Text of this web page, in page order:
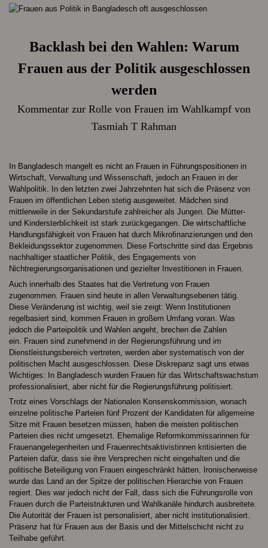
Backlash bei den Wahlen: Warum
Frauen aus der Politik ausgeschlossen
werden
Kommentar zur Rolle von Frauen im Wahlkampf von
Tasmiah T Rahman
In Bangladesch mangelt es nicht an Frauen in Führungspositionen in
Wirtschaft, Verwaltung und Wissenschaft, jedoch an Frauen in der
Wahlpolitik. In den letzten zwei Jahrzehnten hat sich die Präsenz von
Frauen im öffentlichen Leben stetig ausgeweitet. Mädchen sind
mittlerweile in der Sekundarstufe zahlreicher als Jungen. Die Mütter-
und Kindersterblichkeit ist stark zurückgegangen. Die wirtschaftliche
Handlungsfähigkeit von Frauen hat durch Mikrofinanzierungen und den
Bekleidungssektor zugenommen. Diese Fortschritte sind das Ergebnis
nachhaltiger staatlicher Politik, des Engagements von
Nichtregierungsorganisationen und gezielter Investitionen in Frauen.
Auch innerhalb des Staates hat die Vertretung von Frauen
zugenommen. Frauen sind heute in allen Verwaltungsebenen tätig.
Diese Veränderung ist wichtig, weil sie zeigt: Wenn Institutionen
regelbasiert sind, kommen Frauen in großem Umfang voran. Was
jedoch die Parteipolitik und Wahlen angeht, brechen die Zahlen
ein. Frauen sind zunehmend in der Regierungsführung und im
Dienstleistungsbereich vertreten, werden aber systematisch von der
politischen Macht ausgeschlossen. Diese Diskrepanz sagt uns etwas
Wichtiges: In Bangladesch wurden Frauen für das Wirtschaftswachstum
professionalisiert, aber nicht für die Regierungsführung politisiert.
Trotz eines Vorschlags der Nationalen Konsenskommission, wonach
einzelne politische Parteien fünf Prozent der Kandidaten für allgemeine
Sitze mit Frauen besetzen müssen, haben die meisten politischen
Parteien dies nicht umgesetzt. Ehemalige Reformkommissarinnen für
Frauenangelegenheiten und Frauenrechtsaktivistinnen kritisierten die
Parteien dafür, dass sie ihre Versprechen nicht eingehalten und die
politische Beteiligung von Frauen eingeschränkt hätten. Ironischerweise
wurde das Land an der Spitze der politischen Hierarchie von Frauen
regiert. Dies war jedoch nicht der Fall, dass sich die Führungsrolle von
Frauen durch die Parteistrukturen und Wahlkanäle hindurch ausbreitete.
Die Autorität der Frauen ist personalisiert, aber nicht institutionalisiert.
Präsenz hat für Frauen aus der Basis und der Mittelschicht nicht zu
Teilhabe geführt.